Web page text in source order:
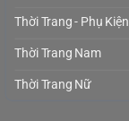
Thời Trang - Phụ Kiện
Thời Trang Nam
Thời Trang Nữ